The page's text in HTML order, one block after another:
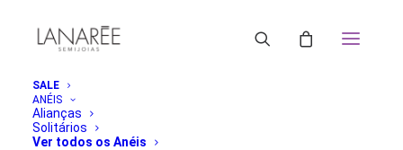
SALE
ANÉIS
Alianças
Solitários
Ver todos os Anéis